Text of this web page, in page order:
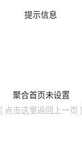
提示信息
聚合首页未设置
[ 点击这里返回上一页 ]